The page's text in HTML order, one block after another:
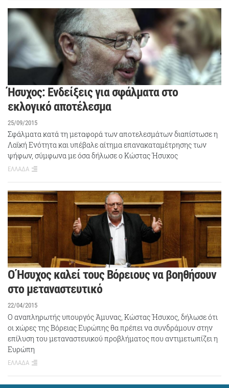
Ήσυχος: Ενδείξεις για σφάλματα στο
εκλογικό αποτέλεσμα
25/09/2015
Σφάλματα κατά τη μεταφορά των αποτελεσμάτων διαπίστωσε η
Λαϊκή Ενότητα και υπέβαλε αίτημα επανακαταμέτρησης των
ψήφων, σύμφωνα με όσα δήλωσε ο Κώστας Ήσυχος
ΕΛΛΑΔΑ
Ο Ήσυχoς καλεί τους Βόρειους να βοηθήσουν
στο μεταναστευτικό
22/04/2015
Ο αναπληρωτής υπουργός Άμυνας, Κώστας Ήσυχος, δήλωσε ότι
οι χώρες της Βόρειας Ευρώπης θα πρέπει να συνδράμουν στην
επίλυση του μεταναστευικού προβλήματος που αντιμετωπίζει η
Ευρώπη
ΕΛΛΑΔΑ